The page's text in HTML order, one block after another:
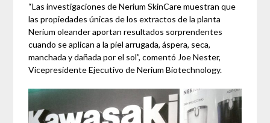
“Las investigaciones de Nerium SkinCare muestran que
las propiedades únicas de los extractos de la planta
Nerium oleander aportan resultados sorprendentes
cuando se aplican a la piel arrugada, áspera, seca,
manchada y dañada por el sol”, comentó Joe Nester,
Vicepresidente Ejecutivo de Nerium Biotechnology.